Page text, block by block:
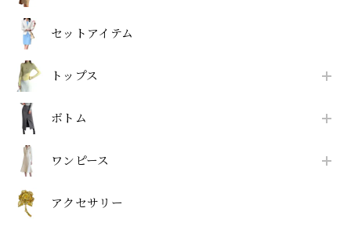
セットアイテム
トップス
ボトム
ワンピース
アクセサリー